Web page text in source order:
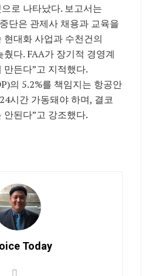
로 나타났다. 보고서는
단은 관제사 채용과 교육을
대화 사업과 수천건의
다. FAA가 장기적 경영계
든다”고 지적했다.
의 5.2%를 책임지는 항공안
시간 가동돼야 하며, 결코
된다”고 강조했다.
Today